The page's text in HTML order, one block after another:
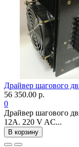
Драйвер шагового
56 350.00 р.
0
Драйвер шагового
12А. 220 V AC...
В корзину